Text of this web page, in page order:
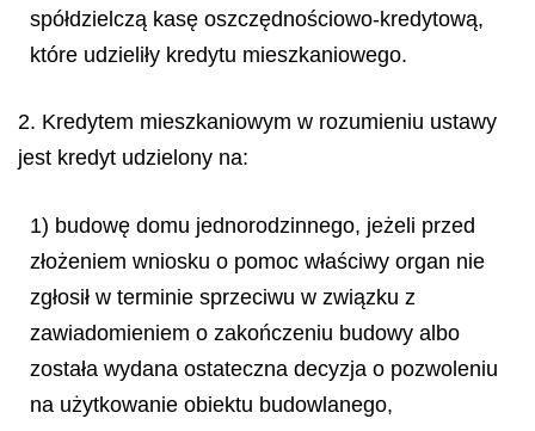
spółdzielczą kasę oszczędnościowo-kredytową,
które udzieliły kredytu mieszkaniowego.
2. Kredytem mieszkaniowym w rozumieniu ustawy
jest kredyt udzielony na:
1) budowę domu jednorodzinnego, jeżeli przed
złożeniem wniosku o pomoc właściwy organ nie
zgłosił w terminie sprzeciwu w związku z
zawiadomieniem o zakończeniu budowy albo
została wydana ostateczna decyzja o pozwoleniu
na użytkowanie obiektu budowlanego,